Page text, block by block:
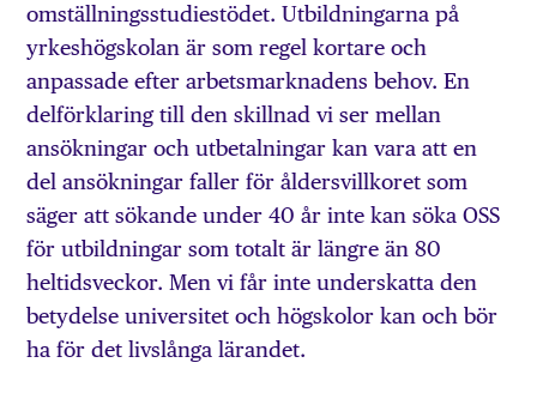
omställningsstudiestödet. Utbildningarna på
yrkeshögskolan är som regel kortare och
anpassade efter arbetsmarknadens behov. En
delförklaring till den skillnad vi ser mellan
ansökningar och utbetalningar kan vara att en
del ansökningar faller för åldersvillkoret som
säger att sökande under 40 år inte kan söka OSS
för utbildningar som totalt är längre än 80
heltidsveckor. Men vi får inte underskatta den
betydelse universitet och högskolor kan och bör
ha för det livslånga lärandet.